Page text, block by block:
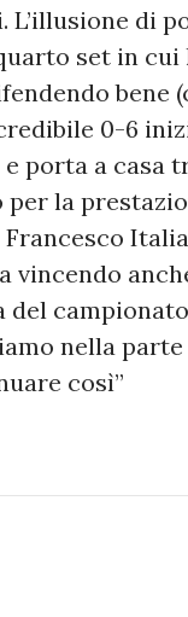
di
set in
bene
0-6
e porta a casa
per la
vincendo
del
nella
così”